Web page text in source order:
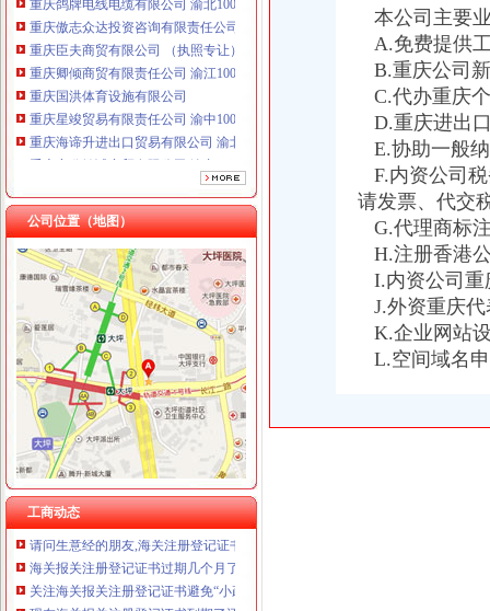
重庆傲志众达投资咨询有限责任公司 渝九1000万 （增资）
重庆臣夫商贸有限公司 （执照专让）
重庆卿倾商贸有限责任公司 渝江100万 （工商注册）
重庆国洪体育设施有限公司
重庆星竣贸易有限责任公司 渝中100万 （进出口权）
重庆海谛升进出口贸易有限公司 渝北100万 （进出口权）
重庆奕欣锦诚商贸有限公司 渝九50万 （工商注册）
重庆信同广告有限公司 渝沙50万 （工商注册）
重庆三虹房地产营销策划有限公司
重庆宝鹰汽车销售有限公司
公司位置（地图）
工商动态
海关报关注册登记证书
报关企业注册登记许可
海关报关注册登记证书过期几个月了,办理换证需要哪些资料？急！！
中华共和国海关总署>报关企业注册登记
厦门海关：关于报关注册登记证书年检
外贸从业人员必知:海关单证丢了怎么办?_厦门威尼亚网络科技有限
天津海关关于报关企业更换注册登记证书的通知
报关注册登记证地址变更
请问生意经的朋友,海关注册登记证书和报关注册登记证书是同一个么
海关报关注册登记证书过期几个月了,办理换证需要哪些资料？急！！
关注海关报关注册登记证书避免“小疏忽”带来通关不畅_新闻_南海网
现在海关报关注册登记证书到期了还要换证吗_政务咨询_浙江电子口岸
本公司主要
A.免费提供
B.重庆公司
C.代办重庆
D.重庆进出
E.协助一般
F.内资公司
请发票、代交
G.代理商标
H.注册香港
I.内资公司重
J.外资重庆代
K.企业网站
L.空间域名